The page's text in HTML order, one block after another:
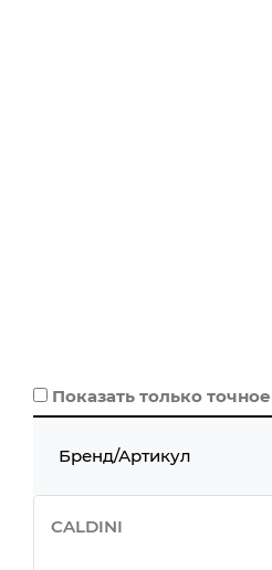
Показать только
Бренд/Артикул
CALDINI